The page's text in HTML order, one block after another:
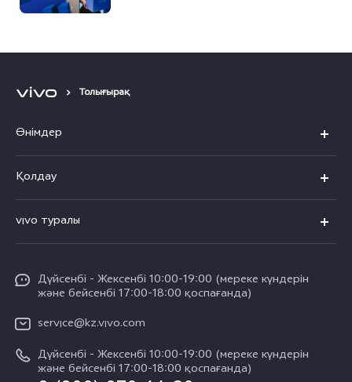
Толығырақ
Өнімдер
X300
X200
V60
V60 Lite 5G
Барлық үлгілер
Қолдау
Сервистік орталықтар
Funtouch OS
Қосалқы бөлшектердің құнын сұрау
Жүйені жаңарту
vivo туралы
Баспасөз орталығы
vivo компаниясында жұмыс жасау
Құқықтық хабарламалар
Дүйсенбі - Жексенбі 10:00-19:00 (мереке күндерін
және бейсенбі 17:00-18:00 қоспағанда)
service@kz.vivo.com
Дүйсенбі - Жексенбі 10:00-19:00 (мереке күндерін
және бейсенбі 17:00-18:00 қоспағанда)